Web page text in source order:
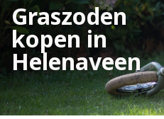
Graszoden
kopen in
Helenaveen